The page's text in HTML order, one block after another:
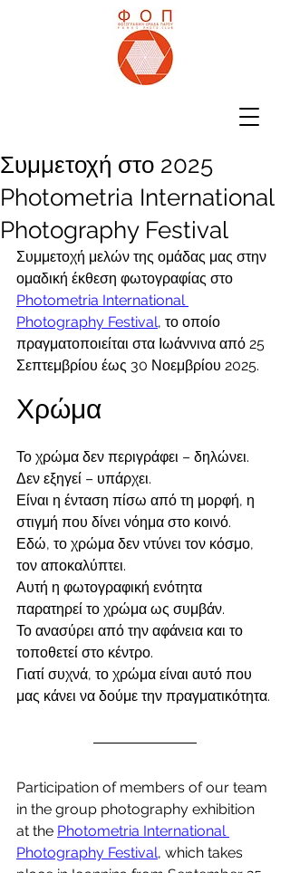
Συμμετοχή στο 2025
Photometria International
Photography Festival
Συμμετοχή μελών της ομάδας μας στην
ομαδική έκθεση φωτογραφίας στο
Photometria International
Photography Festival, το οποίο
πραγματοποιείται στα Ιωάννινα από 25
Σεπτεμβρίου έως 30 Νοεμβρίου 2025.
Χρώμα
Το χρώμα δεν περιγράφει – δηλώνει.
Δεν εξηγεί – υπάρχει.
Είναι η ένταση πίσω από τη μορφή, η
στιγμή που δίνει νόημα στο κοινό.
Εδώ, το χρώμα δεν ντύνει τον κόσμο,
τον αποκαλύπτει.
Αυτή η φωτογραφική ενότητα
παρατηρεί το χρώμα ως συμβάν.
Το ανασύρει από την αφάνεια και το
τοποθετεί στο κέντρο.
Γιατί συχνά, το χρώμα είναι αυτό που
μας κάνει να δούμε την πραγματικότητα.
Participation of members of our team
in the group photography exhibition
at the Photometria International
Photography Festival, which takes